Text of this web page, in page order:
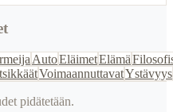
AutoEläimetElämä
VoimaannuttavatYstävyys
pidätetään.